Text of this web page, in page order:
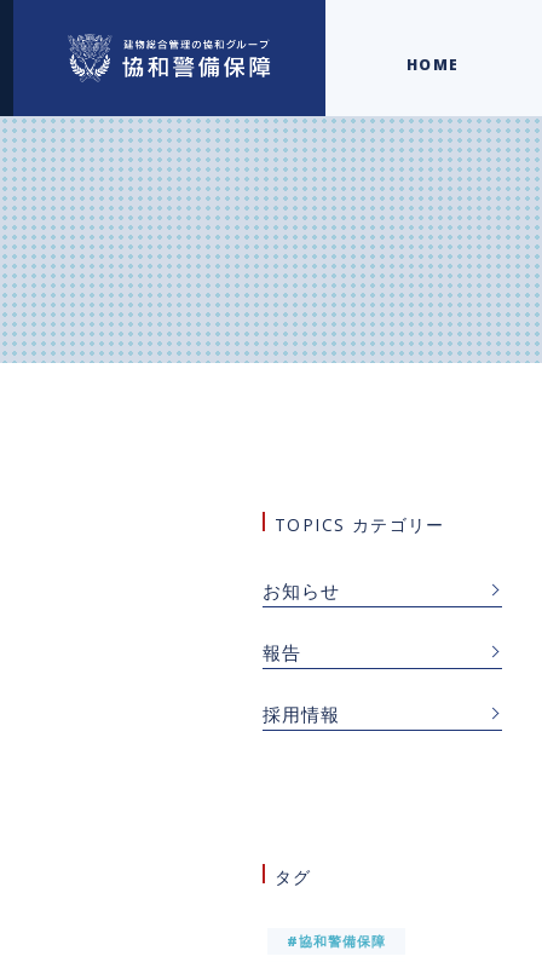
HOME
TOPICS カテゴリー
お知らせ
報告
採用情報
タグ
#協和警備保障